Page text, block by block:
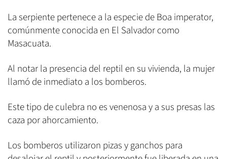
La serpiente pertenece a la especie de Boa imperator,
comúnmente conocida en El Salvador como
Masacuata.
Al notar la presencia del reptil en su vivienda, la mujer
llamó de inmediato a los bomberos.
Este tipo de culebra no es venenosa y a sus presas las
caza por ahorcamiento.
Los bomberos utilizaron pizas y ganchos para